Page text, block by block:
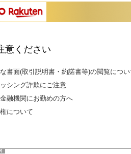
意ください
書面(取引説明書・約諾書等)の閲覧につ
シング詐欺にご注意
融機関にお勤めの方へ
について